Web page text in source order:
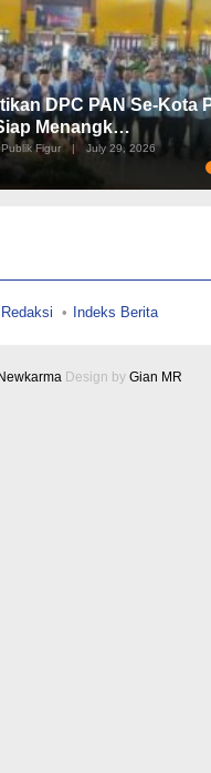
DPC PAN Se-Kota
Menangk…
Figur July 29, 2026
Redaksi Indeks Berita
Design by Gian MR